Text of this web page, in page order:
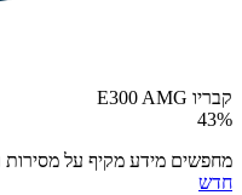
קבריו E300 AMG
43%
מחפשים מידע מקיף על
חדש